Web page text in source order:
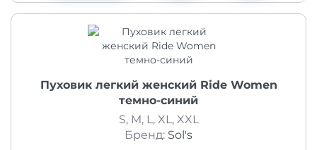
Пуховик легкий женский Ride Women
темно-синий
S, M, L, XL, XXL
Бренд: Sol's